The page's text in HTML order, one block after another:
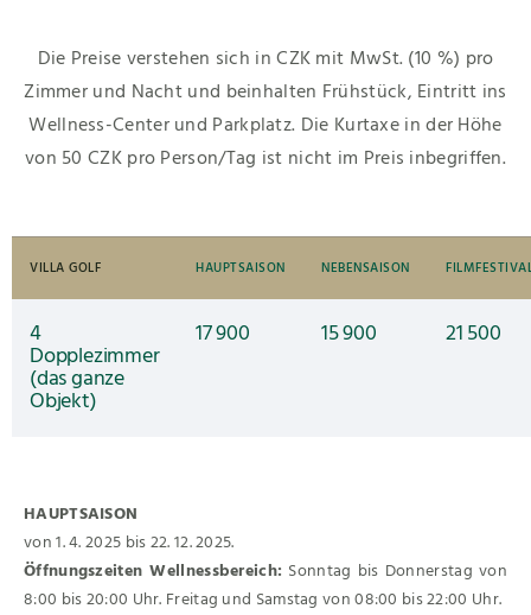
Die Preise verstehen sich in CZK mit MwSt. (10 %) pro
Zimmer und Nacht und beinhalten Frühstück, Eintritt ins
Wellness-Center und Parkplatz. Die Kurtaxe in der Höhe
von 50 CZK pro Person/Tag ist nicht im Preis inbegriffen.
VILLA GOLF HAUPTSAISON NEBENSAISON
4
Dopplezimmer
(das ganze
Objekt)
17 900 15 900 21 500
HAUPTSAISON
von 1. 4. 2025 bis 22. 12. 2025.
Öffnungszeiten Wellnessbereich: Sonntag bis Donnerstag von
8:00 bis 20:00 Uhr. Freitag und Samstag von 08:00 bis 22:00 Uhr.